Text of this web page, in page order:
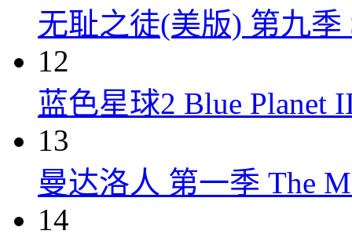
无耻之徒(美版) 第九季
12
蓝色星球2 Blue Planet
13
曼达洛人 第一季 The
14